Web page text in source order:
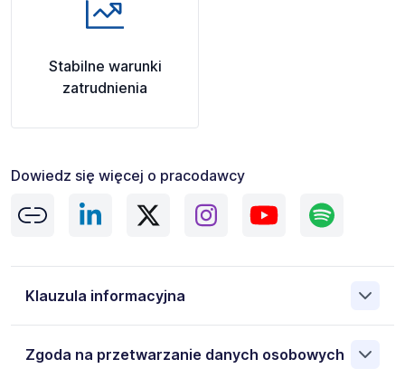
Stabilne warunki
zatrudnienia
Dowiedz się więcej o pracodawcy
Klauzula informacyjna
Sp. z o.o. 00-838 Warszawa ul. Prosta 68, NIP:
Zgoda na przetwarzanie danych osobowych